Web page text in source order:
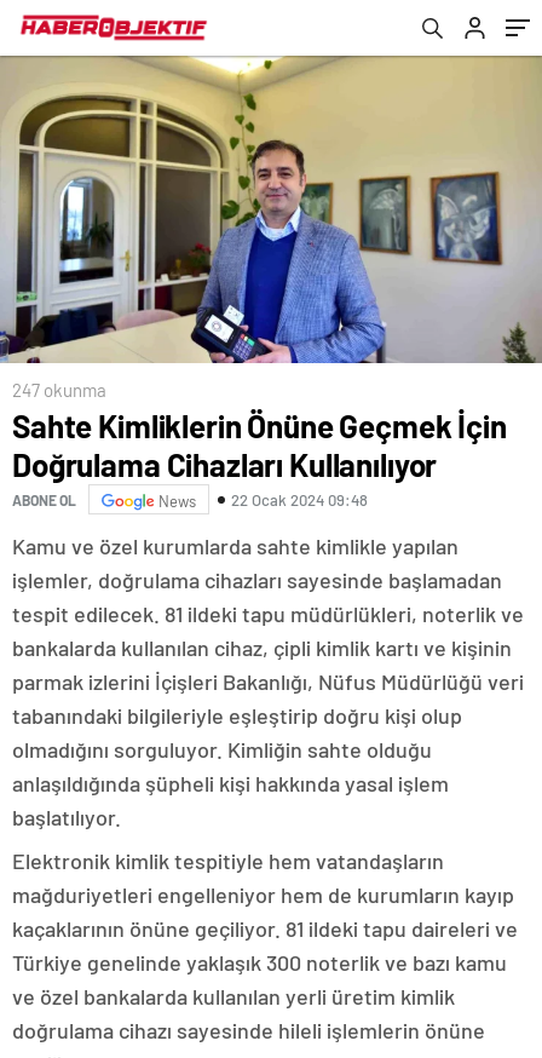
247 okunma
Sahte Kimliklerin Önüne Geçmek İçin
Doğrulama Cihazları Kullanılıyor
ABONE OL News 22 Ocak 2024 09:48
Kamu ve özel kurumlarda sahte kimlikle yapılan
işlemler, doğrulama cihazları sayesinde başlamadan
tespit edilecek. 81 ildeki tapu müdürlükleri, noterlik ve
bankalarda kullanılan cihaz, çipli kimlik kartı ve kişinin
parmak izlerini İçişleri Bakanlığı, Nüfus Müdürlüğü veri
tabanındaki bilgileriyle eşleştirip doğru kişi olup
olmadığını sorguluyor. Kimliğin sahte olduğu
anlaşıldığında şüpheli kişi hakkında yasal işlem
başlatılıyor.
Elektronik kimlik tespitiyle hem vatandaşların
mağduriyetleri engelleniyor hem de kurumların kayıp
kaçaklarının önüne geçiliyor. 81 ildeki tapu daireleri ve
Türkiye genelinde yaklaşık 300 noterlik ve bazı kamu
ve özel bankalarda kullanılan yerli üretim kimlik
doğrulama cihazı sayesinde hileli işlemlerin önüne